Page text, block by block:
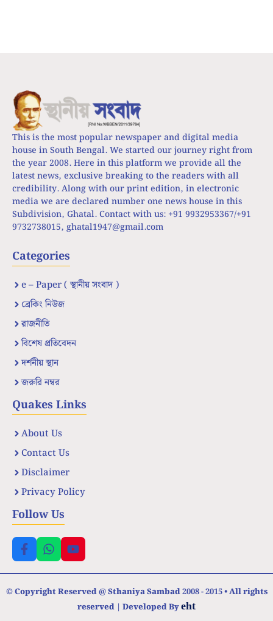
This is the most popular newspaper and digital media
house in South Bengal. We started our journey right from
the year 2008. Here in this platform we provide all the
latest news, exclusive breaking to the readers with all
credibility. Along with our print edition, in electronic
media we are declared number one news house in this
Subdivision, Ghatal. Contact with us: +91 9932953367/+91
9732738015, ghatal1947@gmail.com
Categories
e – Paper ( স্থানীয় সংবাদ )
ব্রেকিং নিউজ
রাজনীতি
বিশেষ প্রতিবেদন
দর্শনীয় স্থান
জরুরি নম্বর
Quakes Links
About Us
Contact Us
Disclaimer
Privacy Policy
Follow Us
© Copyright Reserved @ Sthaniya Sambad 2008 - 2015 • All rights
reserved | Developed Byeht